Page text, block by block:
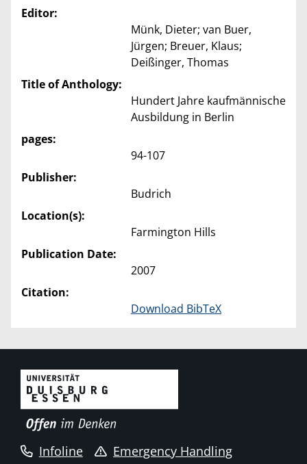
Editor:
Münk, Dieter; van Buer,
Jürgen; Breuer, Klaus;
Deißinger, Thomas
Title of Anthology:
Hundert Jahre kaufmännische
Ausbildung in Berlin
pages:
94-107
Publisher:
Budrich
Location(s):
Farmington Hills
Publication Date:
2007
Citation:
Download BibTeX
Infoline Emergency Handling